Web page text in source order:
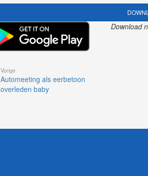
Download
Vorige
Automeeting als eerbetoon
overleden baby